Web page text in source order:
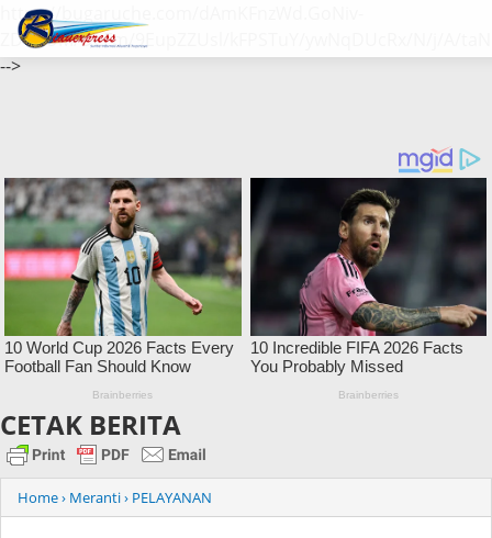
https://bugaruche.com/dAmKFnzWd.GoNiv-
ZDGvUM/DeFm/9EupZZUsl/kFPSTuY/ywNqDUcRx/N/j/A/
-->
CETAK BERITA
Home› Meranti› PELAYANAN